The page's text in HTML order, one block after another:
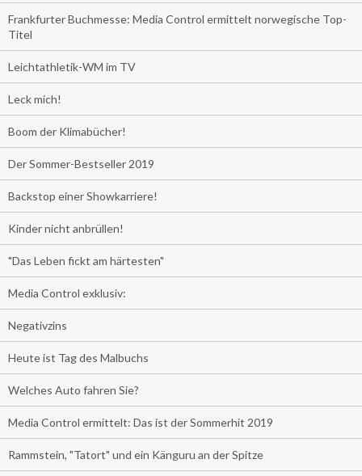
Frankfurter Buchmesse: Media Control ermittelt norwegische Top-
Titel
Leichtathletik-WM im TV
Leck mich!
Boom der Klimabücher!
Der Sommer-Bestseller 2019
Backstop einer Showkarriere!
Kinder nicht anbrüllen!
"Das Leben fickt am härtesten"
Media Control exklusiv:
Negativzins
Heute ist Tag des Malbuchs
Welches Auto fahren Sie?
Media Control ermittelt: Das ist der Sommerhit 2019
Rammstein, "Tatort" und ein Känguru an der Spitze